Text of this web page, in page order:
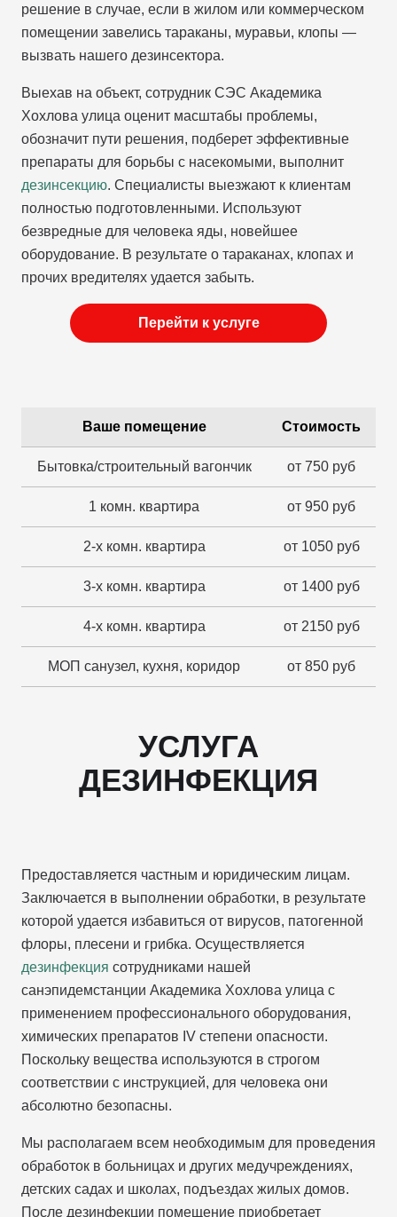
решение в случае, если в жилом или коммерческом
помещении завелись тараканы, муравьи, клопы —
вызвать нашего дезинсектора.
Выехав на объект, сотрудник СЭС Академика
Хохлова улица оценит масштабы проблемы,
обозначит пути решения, подберет эффективные
препараты для борьбы с насекомыми, выполнит
дезинсекцию. Специалисты выезжают к клиентам
полностью подготовленными. Используют
безвредные для человека яды, новейшее
оборудование. В результате о тараканах, клопах и
прочих вредителях удается забыть.
Перейти к услуге
Ваше помещение Стоимость
Бытовка/строительный вагончик от 750 руб
1 комн. квартира от 950 руб
2-х комн. квартира от 1050 руб
3-х комн. квартира от 1400 руб
4-х комн. квартира от 2150 руб
МОП санузел, кухня, коридор от 850 руб
УСЛУГА
ДЕЗИНФЕКЦИЯ
Предоставляется частным и юридическим лицам.
Заключается в выполнении обработки, в результате
которой удается избавиться от вирусов, патогенной
флоры, плесени и грибка. Осуществляется
дезинфекция сотрудниками нашей
санэпидемстанции Академика Хохлова улица с
применением профессионального оборудования,
химических препаратов IV степени опасности.
Поскольку вещества используются в строгом
соответствии с инструкцией, для человека они
абсолютно безопасны.
Мы располагаем всем необходимым для проведения
обработок в больницах и других медучреждениях,
детских садах и школах, подъездах жилых домов.
После дезинфекции помещение приобретает